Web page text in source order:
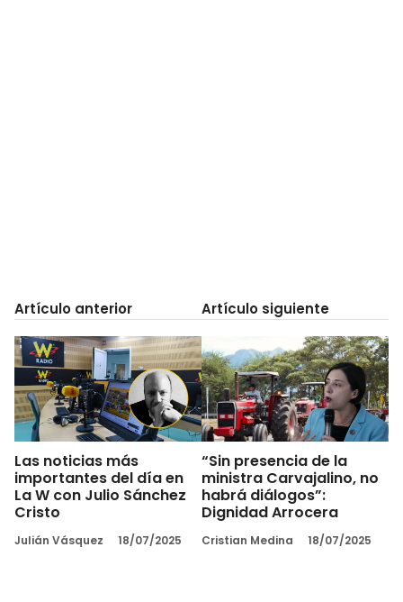
Artículo anterior
Las noticias más
importantes del día en
La W con Julio Sánchez
Cristo
Julián Vásquez 18/07/2025
Artículo siguiente
“Sin presencia de la
ministra Carvajalino, no
habrá diálogos”:
Dignidad Arrocera
Cristian Medina 18/07/2025